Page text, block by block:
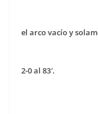
el arco vacío y
2-0 al 83′.